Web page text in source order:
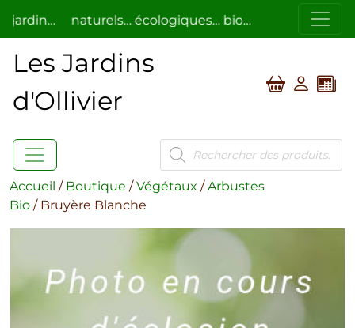
naturels… écologiques… bio… respectueux de
Les Jardins
d'Ollivier
Recherche
de
produits
Accueil / Boutique /Végétaux /Arbustes
Bio / Bruyère Blanche